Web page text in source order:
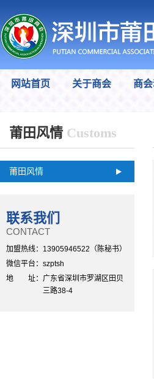
网站首页 关于商会 商
莆田风情 Customs
莆田风情
联系我们
CONTACT
加盟热线： 13905946522（陈秘书）
微信平台： szptsh
地 址： 广东省深圳市罗湖区田贝
三路38-4